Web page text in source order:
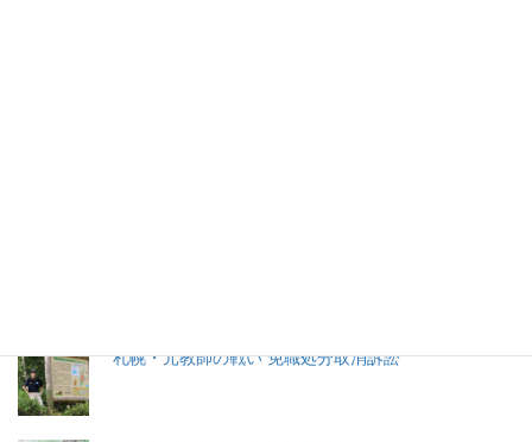
札幌・元教師の戦い 免職処分取消訴訟